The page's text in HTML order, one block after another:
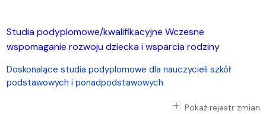
Studia podyplomowe/kwalifikacyjne Wczesne
wspomaganie rozwoju dziecka i wsparcia rodziny
Doskonalące studia podyplomowe dla nauczycieli szkół
podstawowych i ponadpodstawowych
Pokaż rejestr zmian